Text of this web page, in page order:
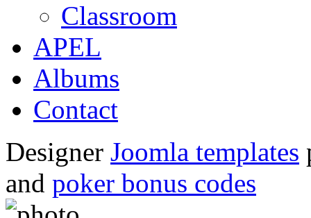
Classroom
APEL
Albums
Contact
Designer Joomla templates
and poker bonus codes